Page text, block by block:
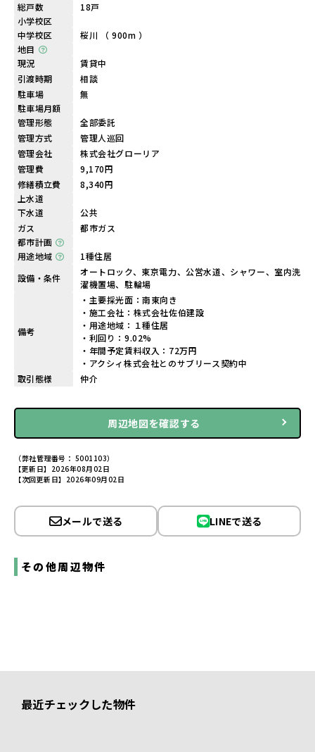
総戸数
18戸
小学校区
中学校区
桜川 （ 900m ）
地目
現況
賃貸中
引渡時期
相談
駐車場
無
駐車場月額
管理形態
全部委託
管理方式
管理人巡回
管理会社
株式会社グローリア
管理費
9,170円
修繕積立費
8,340円
上水道
下水道
公共
ガス
都市ガス
都市計画
用途地域
1種住居
設備・条件
オートロック、東京電力、公営水道、シャワー、室内洗
濯機置場、駐輪場
備考
・主要採光面：南東向き
・施工会社：株式会社佐伯建設
・用途地域：１種住居
・利回り：9.02%
・年間予定賃料収入：72万円
・アクシィ株式会社とのサブリース契約中
取引態様
仲介
周辺地図を確認する
（弊社管理番号： 5001103）
【更新日】2026年08月02日
【次回更新日】2026年09月02日
メールで送る LINEで送る
その他周辺物件
最近チェックした物件